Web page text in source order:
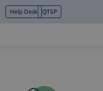
Help Desk QTSP
Cosa facciamo